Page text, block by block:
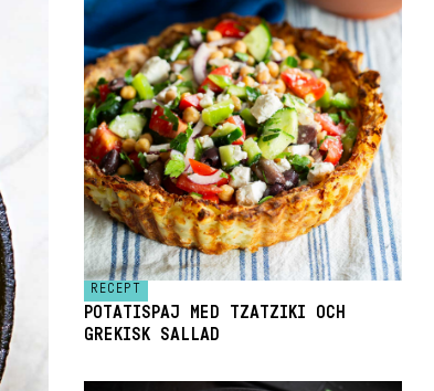
RECEPT
POTATISPAJ MED TZATZIKI OCH
GREKISK SALLAD